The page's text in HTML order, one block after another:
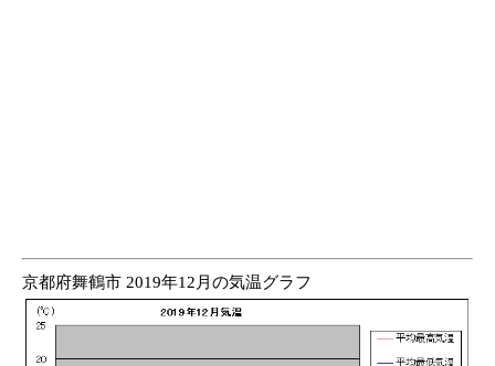
京都府舞鶴市 2019年12月の気温グラフ